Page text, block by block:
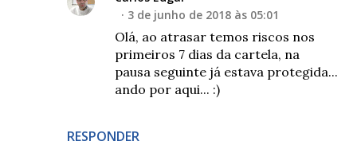
RESPONDER
3 de junho de 2018 às 05:01
Olá, ao atrasar temos riscos nos
primeiros 7 dias da cartela, na
pausa seguinte já estava protegida...
ando por aqui... :)